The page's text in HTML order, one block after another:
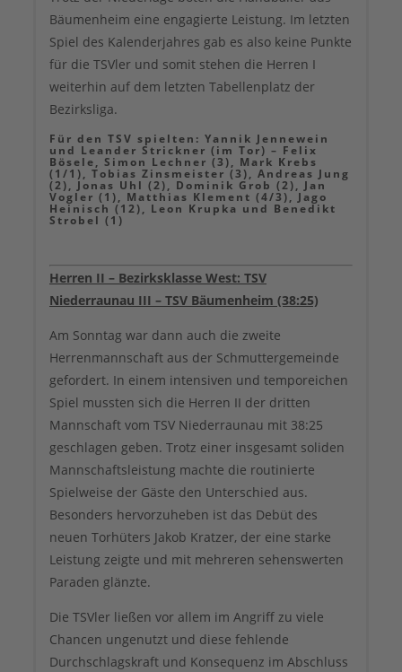
Bäumenheim eine engagierte Leistung. Im letzten
Spiel des Kalenderjahres gab es also keine Punkte
für die TSVler und somit stehen die Herren I
weiterhin auf dem letzten Tabellenplatz der
Bezirksliga.
Für den TSV spielten: Yannik Jennewein
und Leander Strickner (im Tor) – Felix
Bösele, Simon Lechner (3), Mark Krebs
(1/1), Tobias Zinsmeister (3), Andreas Jung
(2), Jonas Uhl (2), Dominik Grob (2), Jan
Vogler (1), Matthias Klement (4/3), Jago
Heinisch (12), Leon Krupka und Benedikt
Strobel (1)
Herren II – Bezirksklasse West: TSV
Niederraunau III – TSV Bäumenheim (38:25)
Am Sonntag war dann auch die zweite
Herrenmannschaft aus der Schmuttergemeinde
gefordert. In einem intensiven und temporeichen
Spiel mussten sich die Herren II der dritten
Mannschaft vom TSV Niederraunau mit 38:25
geschlagen geben. Trotz einer insgesamt soliden
Mannschaftsleistung machte die routinierte
Spielweise der Gäste den Unterschied aus.
Besonders hervorzuheben ist das Debüt des
neuen Torhüters Jakob Kratzer, der eine starke
Leistung zeigte und mit mehreren sehenswerten
Paraden glänzte.
Die TSVler ließen vor allem im Angriff zu viele
Chancen ungenutzt und diese fehlende
Durchschlagskraft und Konsequenz im Abschluss